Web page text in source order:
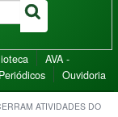
AVA -
Periódicos Ouvidoria
ATIVIDADES DO